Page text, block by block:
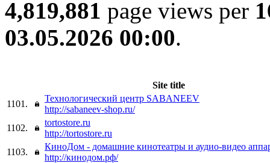
4,819,881 page views per
03.05.2026 00:00.
Site title
1101.
Технологический центр SABANEEV
http://sabaneev-shop.ru/
1102.
tortostore.ru
http://tortostore.ru
1103.
КиноДом - домашние кинотеатры и аудио-видео
http://кинодом.рф/